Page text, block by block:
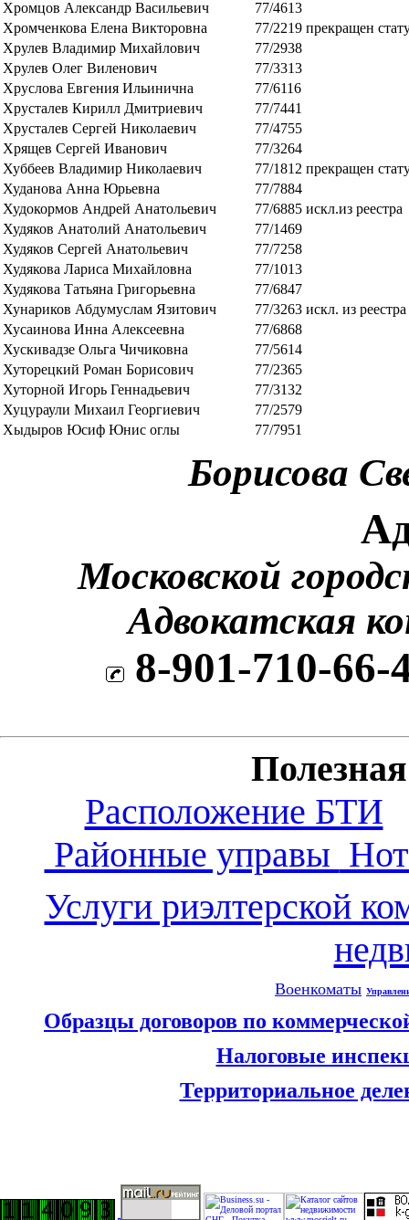
Хромцов Александр Васильевич
77/4613
Хромченкова Елена Викторовна
77/2219 прекращен
Хрулев Владимир Михайлович
77/2938
Хрулев Олег Виленович
77/3313
Хруслова Евгения Ильинична
77/6116
Хрусталев Кирилл Дмитриевич
77/7441
Хрусталев Сергей Николаевич
77/4755
Хрящев Сергей Иванович
77/3264
Хуббеев Владимир Николаевич
77/1812 прекращен
Худанова Анна Юрьевна
77/7884
Худокормов Андрей Анатольевич
77/6885 искл.из реестра
Худяков Анатолий Анатольевич
77/1469
Худяков Сергей Анатольевич
77/7258
Худякова Лариса Михайловна
77/1013
Худякова Татьяна Григорьевна
77/6847
Хунариков Абдумуслам Язитович
77/3263 искл. из реестра
Хусаинова Инна Алексеевна
77/6868
Хускивадзе Ольга Чичиковна
77/5614
Хуторецкий Роман Борисович
77/2365
Хуторной Игорь Геннадьевич
77/3132
Хуцураули Михаил Георгиевич
77/2579
Хыдыров Юсиф Юнис оглы
77/7951
Борисова
Московской
Адвокатская
8-901-710-
Расположение БТИ
Районные управы
Услуги риэлтерской
Военкоматы
Образцы договоров по
Налоговые
Территориальное